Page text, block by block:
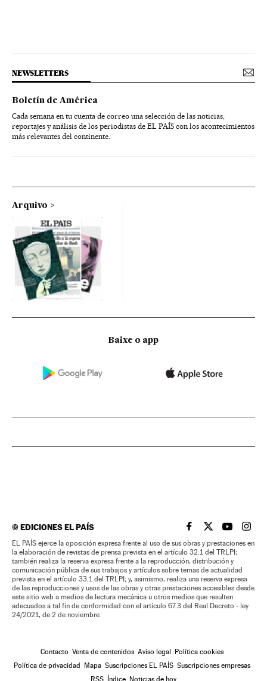
NEWSLETTERS
Boletín de América
Cada semana en tu cuenta de correo una selección de las noticias,
reportajes y análisis de los periodistas de EL PAÍS con los acontecimientos
más relevantes del continente.
Arquivo
Baixe o app
©EDICIONES EL PAÍS EL PAÍS BRASIL EN
EL PAÍSEL PAÍS
EL
EL PAÍS ejerce la oposición expresa frente al uso de sus obras y prestaciones en
la elaboración de revistas de prensa prevista en el artículo 32.1 del TRLPI;
también realiza la reserva expresa frente a la reproducción, distribución y
comunicación pública de sus trabajos y artículos sobre temas de actualidad
prevista en el artículo 33.1 del TRLPI; y, asimismo, realiza una reserva expresa
de las reproducciones y usos de las obras y otras prestaciones accesibles desde
este sitio web a medios de lectura mecánica u otros medios que resulten
adecuados a tal fin de conformidad con el artículo 67.3 del Real Decreto - ley
24/2021, de 2 de noviembre
Contacto Venta de contenidos Aviso legal
Política cookies
Política de privacidad
Mapa Suscripciones EL PAÍS Suscripciones empresas
RSS
Índice Noticias de hoy